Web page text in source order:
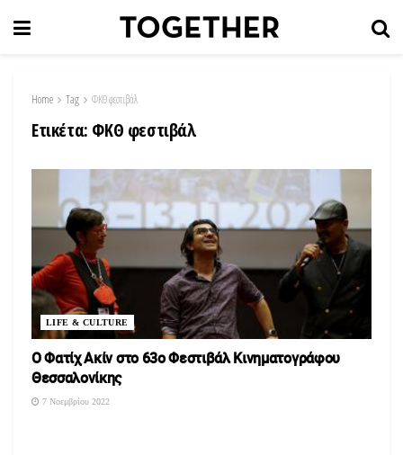
Home Tag ΦΚΘ φεστιβάλ
Ετικέτα: ΦΚΘ φεστιβάλ
LIFE & CULTURE
O Φατίχ Ακίν στο 63ο Φεστιβάλ Κινηματογράφου
Θεσσαλονίκης
7 Νοεμβρίου 2022